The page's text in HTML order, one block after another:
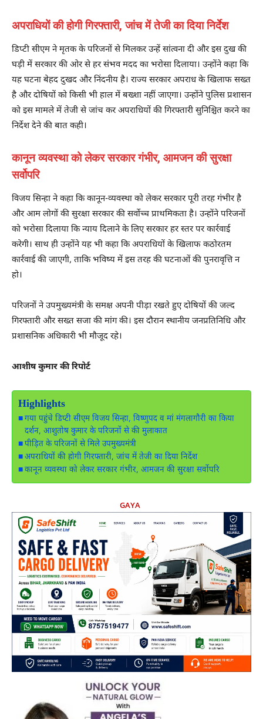
अपराधियों की होगी गिरफ्तारी, जांच में तेजी का दिया निर्देश
डिप्टी सीएम ने मृतक के परिजनों से मिलकर उन्हें सांत्वना दी और इस दुख की
घड़ी में सरकार की ओर से हर संभव मदद का भरोसा दिलाया। उन्होंने कहा कि
यह घटना बेहद दुखद और निंदनीय है। राज्य सरकार अपराध के खिलाफ सख्त
है और दोषियों को किसी भी हाल में बख्शा नहीं जाएगा। उन्होंने पुलिस प्रशासन
को इस मामले में तेजी से जांच कर अपराधियों की गिरफ्तारी सुनिश्चित करने का
निर्देश देने की बात कही।
कानून व्यवस्था को लेकर सरकार गंभीर, आमजन की सुरक्षा
सर्वोपरि
विजय सिन्हा ने कहा कि कानून-व्यवस्था को लेकर सरकार पूरी तरह गंभीर है
और आम लोगों की सुरक्षा सरकार की सर्वोच्च प्राथमिकता है। उन्होंने परिजनों
को भरोसा दिलाया कि न्याय दिलाने के लिए सरकार हर स्तर पर कार्रवाई
करेगी। साथ ही उन्होंने यह भी कहा कि अपराधियों के खिलाफ कठोरतम
कार्रवाई की जाएगी, ताकि भविष्य में इस तरह की घटनाओं की पुनरावृत्ति न
हो।
परिजनों ने उपमुख्यमंत्री के समक्ष अपनी पीड़ा रखते हुए दोषियों की जल्द
गिरफ्तारी और सख्त सजा की मांग की। इस दौरान स्थानीय जनप्रतिनिधि और
प्रशासनिक अधिकारी भी मौजूद रहे।
आशीष कुमार की रिपोर्ट
Highlights
गया पहुंचे डिप्टी सीएम विजय सिन्हा, विष्णुपद व मां मंगलागौरी का किया
दर्शन, आशुतोष कुमार के परिजनों से की मुलाकात
पीड़ित के परिजनों से मिले उपमुख्यमंत्री
अपराधियों की होगी गिरफ्तारी, जांच में तेजी का दिया निर्देश
कानून व्यवस्था को लेकर सरकार गंभीर, आमजन की सुरक्षा सर्वोपरि
GAYA